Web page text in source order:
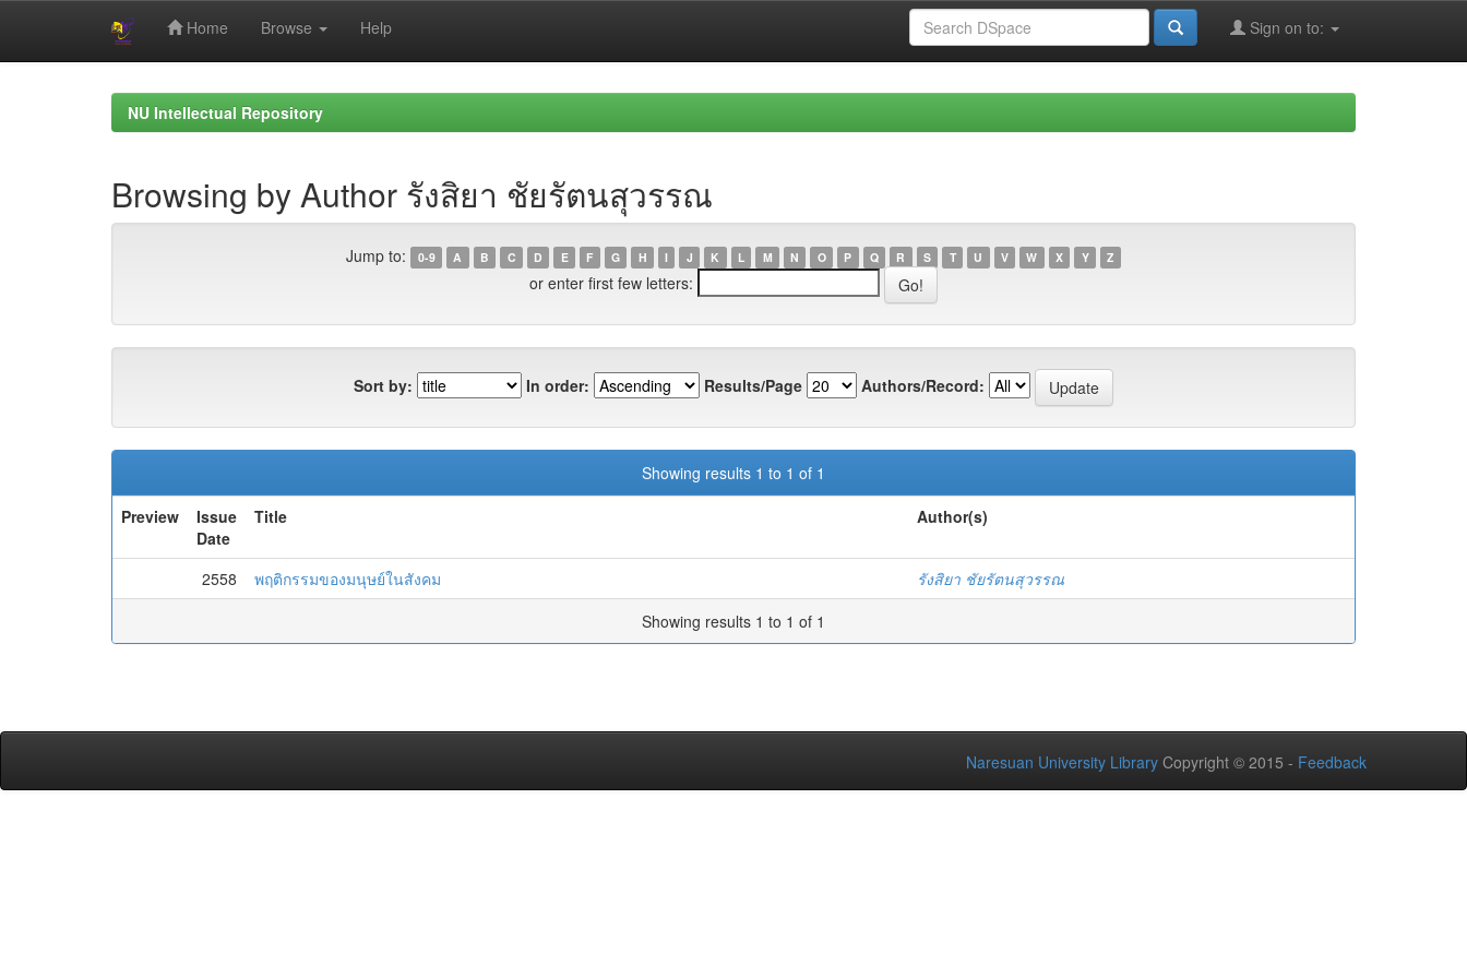
Home Browse Help Sign on to:
NU Intellectual Repository
Browsing by Author รังสิยา ชัยรัตนสุวรรณ
Jump to: 0-9 A B C D E F G H I J K L M N O P Q R S T U V W X Y Z
or enter first few letters:
Sort by: In order: Results/Page Authors/Record:
Showing results 1 to 1 of 1
Preview
Issue
Date
Title Author(s)
2558 พฤติกรรมของมนุษย์ในสังคม
รังสิยา ชัยรัตนสุวรรณ
Showing results 1 to 1 of 1
Naresuan University Library Copyright © 2015 - Feedback